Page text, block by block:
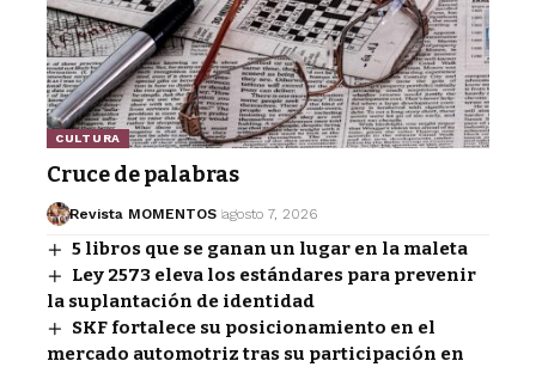
CULTURA
Cruce de palabras
Revista MOMENTOS agosto 7, 2026
5 libros que se ganan un lugar en la maleta
Ley 2573 eleva los estándares para prevenir
la suplantación de identidad
SKF fortalece su posicionamiento en el
mercado automotriz tras su participación en